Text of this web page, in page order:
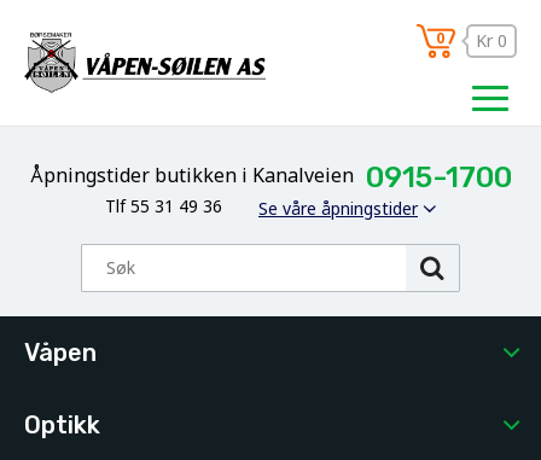
Åpningstider butikken i Kanalveien 0915-1700
Tlf 55 31 49 36 Se våre åpningstider
0 Kr 0
Våpen
Optikk